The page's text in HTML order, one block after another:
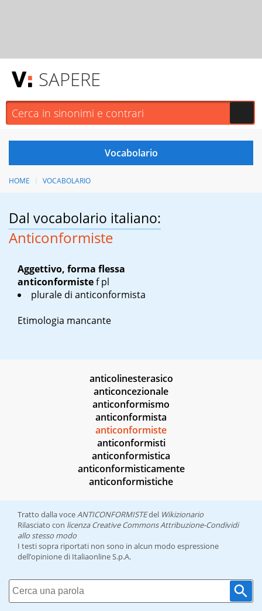
SAPERE
HOME VOCABOLARIO
Dal vocabolario italiano:
Anticonformiste
Aggettivo, forma flessa
anticonformistef pl
plurale di anticonformista
Etimologia mancante
anticolinesterasico
anticoncezionale
anticonformismo
anticonformista
anticonformiste
anticonformisti
anticonformistica
anticonformisticamente
anticonformistiche
Tratto dalla voceANTICONFORMISTEdel Wikizionario
Rilasciato con licenza Creative Commons Attribuzione-Condividi
allo stesso modo
I testi sopra riportati non sono in alcun modo espressione
dell’opinione di Italiaonline S.p.A.